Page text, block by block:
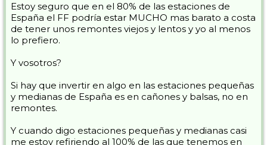
Estoy seguro que en el 80% de las estaciones de
España el FF podría estar MUCHO mas barato a costa
de tener unos remontes viejos y lentos y yo al menos
lo prefiero.
Y vosotros?
Si hay que invertir en algo en las estaciones pequeñas
y medianas de España es en cañones y balsas, no en
remontes.
Y cuando digo estaciones pequeñas y medianas casi
me estoy refiriendo al 100% de las que tenemos en